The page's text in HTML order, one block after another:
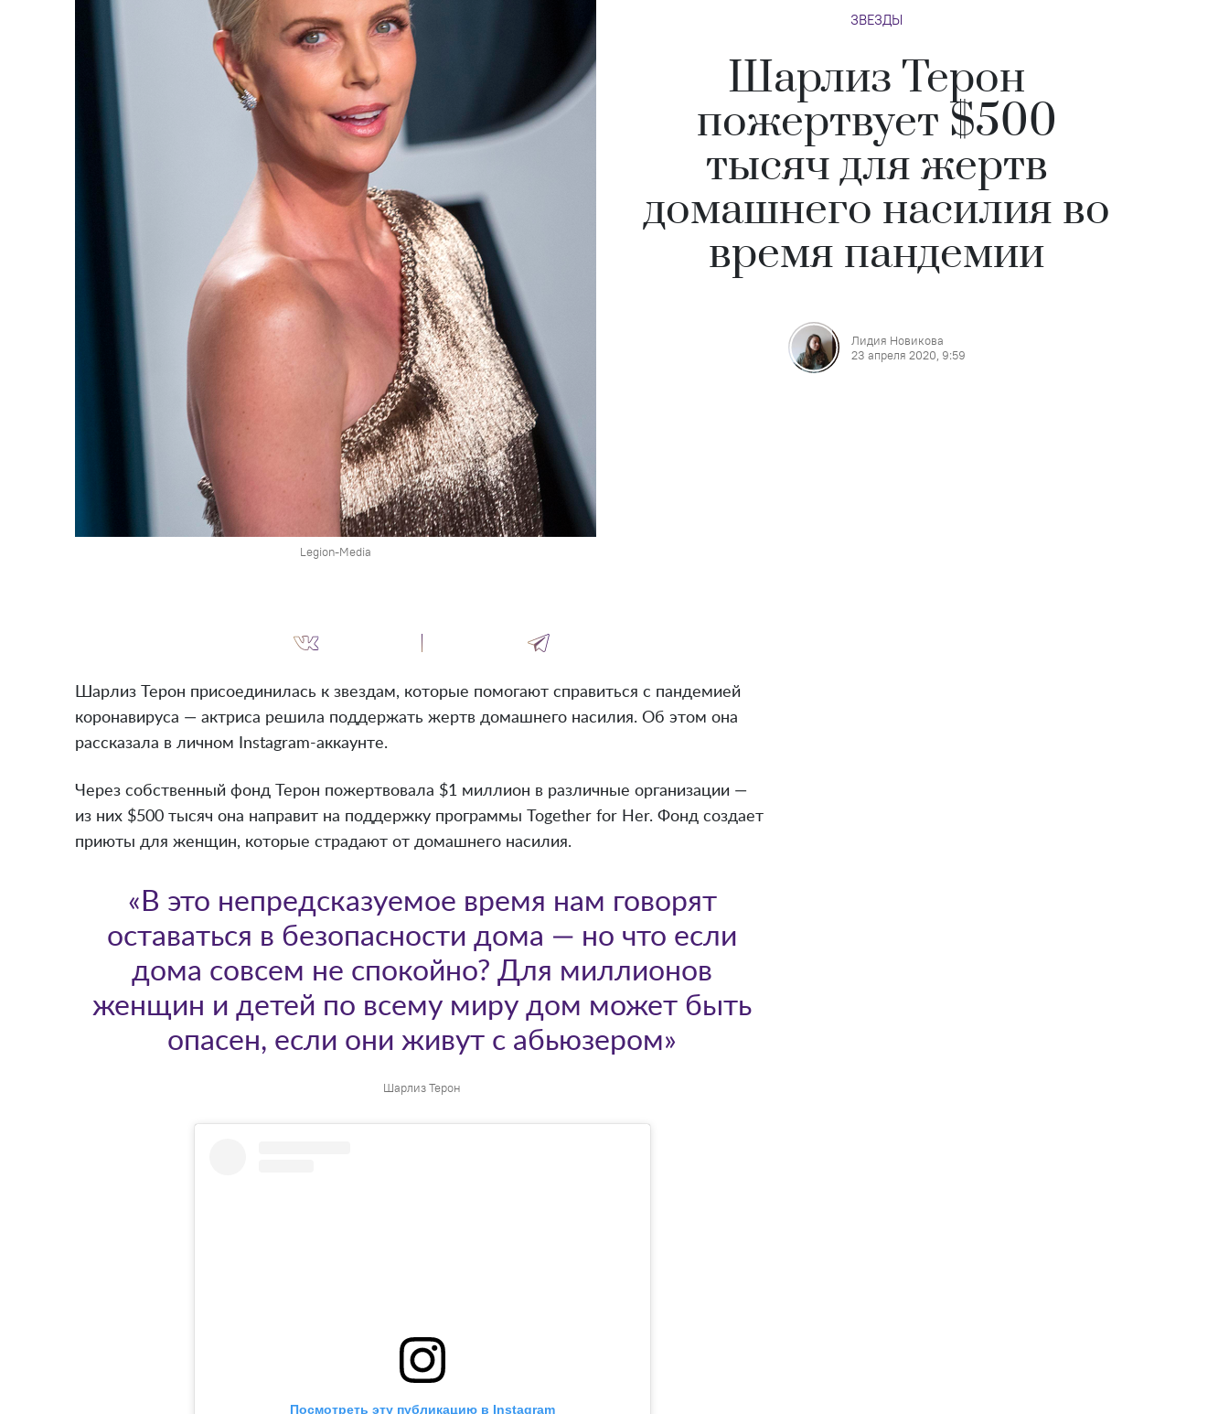
Шарлиз Терон
пожертвует $500
тысяч для жертв
домашнего насилия во
время пандемии
ЗВЕЗДЫ
Лидия Новикова
23 апреля 2020, 9:59
Legion-Media
Шарлиз Терон присоединилась к звездам, которые помогают справиться с пандемией
коронавируса — актриса решила поддержать жертв домашнего насилия. Об этом она
рассказала в личном Instagram-аккаунте.
Через собственный фонд Терон пожертвовала $1 миллион в различные организации —
из них $500 тысяч она направит на поддержку программы Together for Her. Фонд создает
приюты для женщин, которые страдают от домашнего насилия.
Шарлиз Терон
«В это непредсказуемое время нам говорят
оставаться в безопасности дома — но что если
дома совсем не спокойно? Для миллионов
женщин и детей по всему миру дом может быть
опасен, если они живут с абьюзером»
Посмотреть эту публикацию в Instagram